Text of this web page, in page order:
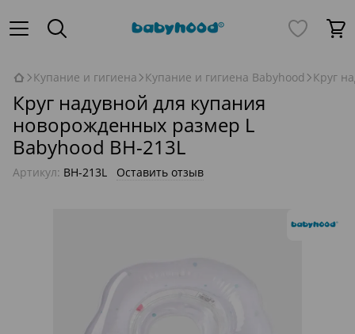
Купание и гигиена Купание и гигиена Babyhood Круг
Круг надувной для купания
новорожденных размер L
Babyhood BH-213L
Артикул: BH-213L Оставить отзыв